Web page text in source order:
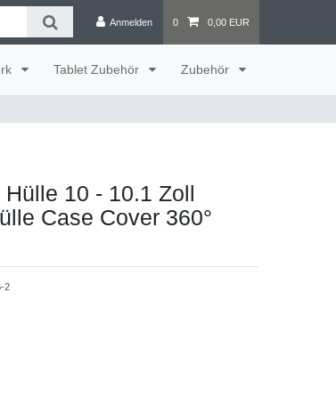
Anmelden 0 0,00 EUR
Tablet Zubehör Zubehör
10 - 10.1 Zoll
Case Cover 360°
2